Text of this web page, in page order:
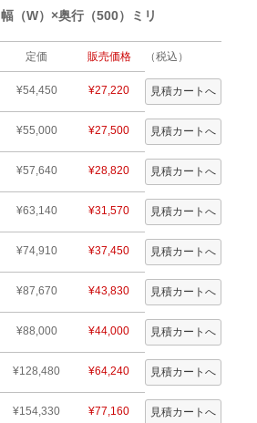
幅（W）×奥行（500）ミリ
定価 販売価格 （税込）
¥54,450 ¥27,220
¥55,000 ¥27,500
¥57,640 ¥28,820
¥63,140 ¥31,570
¥74,910 ¥37,450
¥87,670 ¥43,830
¥88,000 ¥44,000
¥128,480 ¥64,240
¥154,330 ¥77,160